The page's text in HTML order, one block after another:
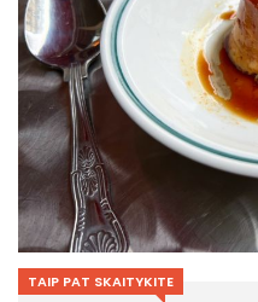
TAIP PAT SKAITYKITE